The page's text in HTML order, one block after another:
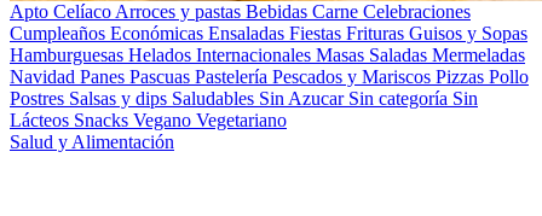
Apto Celíaco Arroces y pastas Bebidas Carne Celebraciones
Cumpleaños Económicas Ensaladas Fiestas Frituras Guisos y Sopas
Hamburguesas Helados Internacionales Masas Saladas Mermeladas
Navidad Panes Pascuas Pastelería Pescados y Mariscos Pizzas Pollo
Postres Salsas y dips Saludables Sin Azucar Sin categoría Sin
Lácteos Snacks Vegano Vegetariano
Salud y Alimentación